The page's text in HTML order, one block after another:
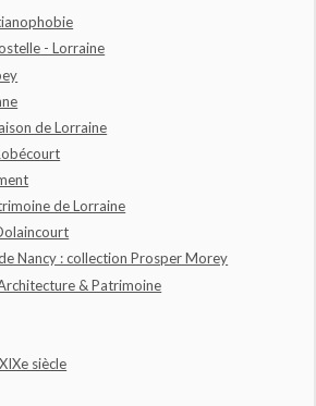
- Lorraine
de Lorraine
de Lorraine
Nancy : collection Prosper Morey
& Patrimoine
siècle